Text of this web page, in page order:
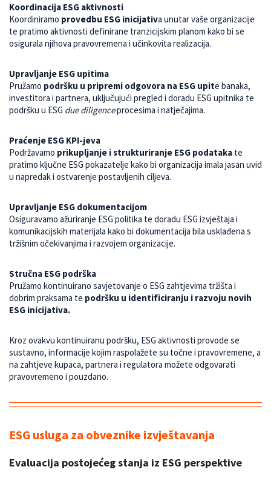
Koordinacija ESG aktivnosti
Koordiniramo provedbu ESG inicijativa unutar vaše organizacije
te pratimo aktivnosti definirane tranzicijskim planom kako bi se
osigurala njihova pravovremena i učinkovita realizacija.
Upravljanje ESG upitima
Pružamo podršku u pripremi odgovora na ESG upite banaka,
investitora i partnera, uključujući pregled i doradu ESG upitnika te
podršku u ESG due diligenceprocesima i natječajima.
Praćenje ESG KPI-jeva
Podržavamo prikupljanje i strukturiranje ESG podataka te
pratimo ključne ESG pokazatelje kako bi organizacija imala jasan uvid
u napredak i ostvarenje postavljenih ciljeva.
Upravljanje ESG dokumentacijom
Osiguravamo ažuriranje ESG politika te doradu ESG izvještaja i
komunikacijskih materijala kako bi dokumentacija bila usklađena s
tržišnim očekivanjima i razvojem organizacije.
Stručna ESG podrška
Pružamo kontinuirano savjetovanje o ESG zahtjevima tržišta i
dobrim praksama te podršku u identificiranju i razvoju novih
ESG inicijativa.
Kroz ovakvu kontinuiranu podršku, ESG aktivnosti provode se
sustavno, informacije kojim raspolažete su točne i pravovremene, a
na zahtjeve kupaca, partnera i regulatora možete odgovarati
pravovremeno i pouzdano.
ESG usluga za obveznike izvještavanja
Evaluacija postojećeg stanja iz ESG perspektive